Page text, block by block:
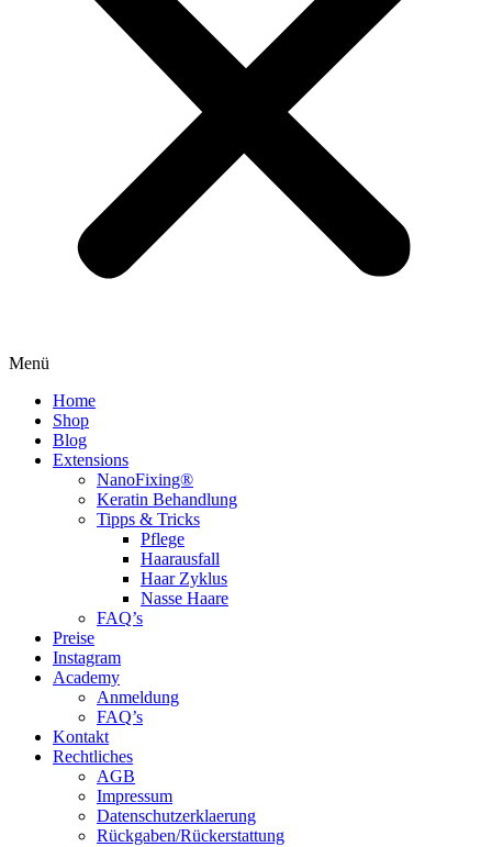
Menü
Home
Shop
Blog
Extensions
NanoFixing®
Keratin Behandlung
Tipps & Tricks
Pflege
Haarausfall
Haar Zyklus
Nasse Haare
FAQ’s
Preise
Instagram
Academy
Anmeldung
FAQ’s
Kontakt
Rechtliches
AGB
Impressum
Datenschutzerklaerung
Rückgaben/Rückerstattung